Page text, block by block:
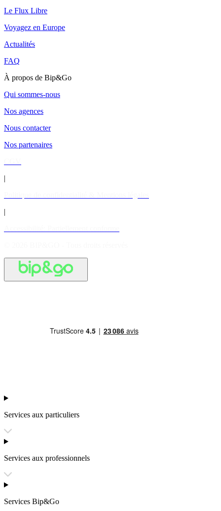
Le Flux Libre
Voyagez en Europe
Actualités
FAQ
À propos de Bip&Go
Qui sommes-nous
Nos agences
Nous contacter
Nos partenaires
|
|
Services aux particuliers
Services aux professionnels
Services Bip&Go